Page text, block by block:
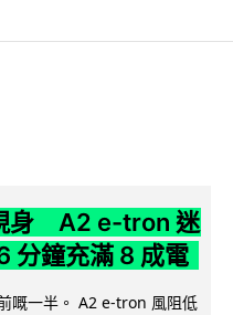
身 A2 e-tron 迷
鐘充滿 8 成電
嘅一半。 A2 e-tron 風阻低